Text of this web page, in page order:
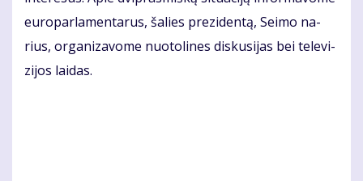
eu­ro­par­la­men­ta­rus, ša­lies pre­zi­den­tą, Sei­mo na­
rius, or­ga­ni­za­vo­me nuo­to­li­nes dis­ku­si­jas bei te­le­vi­
zi­jos lai­das.